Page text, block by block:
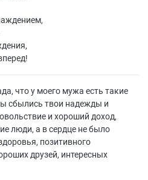
что у моего мужа есть такие
сбылись твои надежды и
и хороший доход,
люди, а в сердце не было
позитивного
друзей, интересных